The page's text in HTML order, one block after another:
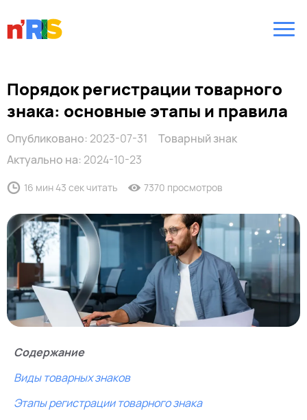
Порядок регистрации товарного
знака: основные этапы и правила
Опубликовано: 2023-07-31
Актуально на: 2024-10-23
Товарный знак
16 мин 43 сек читать 7370 просмотров
Содержание
Виды товарных знаков
Этапы регистрации товарного знака